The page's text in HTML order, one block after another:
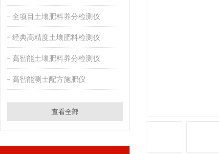
全项目土壤肥料养分检测仪
经典高精度土壤肥料检测仪
高智能土壤肥料养分检测仪
高智能测土配方施肥仪
查看全部